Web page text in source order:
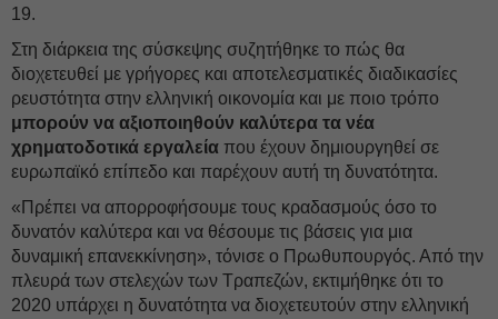
19.
Στη διάρκεια της σύσκεψης συζητήθηκε το πώς θα
διοχετευθεί με γρήγορες και αποτελεσματικές διαδικασίες
ρευστότητα στην ελληνική οικονομία και με ποιο τρόπο
μπορούν να αξιοποιηθούν καλύτερα τα νέα
χρηματοδοτικά εργαλεία που έχουν δημιουργηθεί σε
ευρωπαϊκό επίπεδο και παρέχουν αυτή τη δυνατότητα.
«Πρέπει να απορροφήσουμε τους κραδασμούς όσο το
δυνατόν καλύτερα και να θέσουμε τις βάσεις για μια
δυναμική επανεκκίνηση», τόνισε ο Πρωθυπουργός. Από την
πλευρά των στελεχών των Τραπεζών, εκτιμήθηκε ότι το
2020 υπάρχει η δυνατότητα να διοχετευτούν στην ελληνική